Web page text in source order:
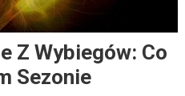
Z Wybiegów: Co
Sezonie